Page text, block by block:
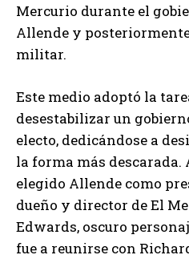
Mercurio durante el
Allende y
militar.
Este medio adoptó la
desestabilizar un
electo, dedicándose a
la forma más descarada.
elegido Allende como
dueño y director de El
Edwards, oscuro
fue a reunirse con